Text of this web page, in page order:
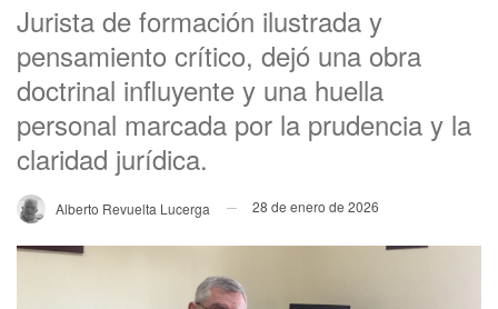
Jurista de formación ilustrada y
pensamiento crítico, dejó una obra
doctrinal influyente y una huella
personal marcada por la prudencia y la
claridad jurídica.
Alberto Revuelta Lucerga 28 de enero de 2026